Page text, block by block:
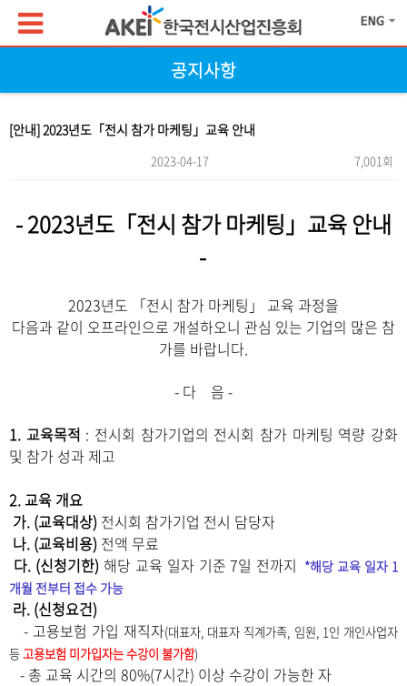
공지사항
[안내] 2023년도「전시 참가 마케팅」교육 안내
2023-04-17 7,001회
- 2023년도「전시 참가 마케팅」교육 안내
-
2023년도 「전시 참가 마케팅」 교육 과정을
다음과 같이 오프라인으로 개설하오니 관심 있는 기업의 많은 참
가를 바랍니다.
- 다 음 -
1. 교육목적 : 전시회 참가기업의 전시회 참가 마케팅 역량 강화
및 참가 성과 제고
2. 교육 개요
가. (교육대상) 전시회 참가기업 전시 담당자
나. (교육비용) 전액 무료
다. (신청기한) ​해당 교육 일자 기준 7일 전까지 *해당 교육 일자 1
개월 전부터 접수 가능
라. (신청요건)
- 고용보험 가입 재직자(대표자, 대표자 직계가족, 임원, 1인 개인사업자
등고용보험 미가입자는 수강이 불가함)
- 총 교육 시간의 80%(7시간) 이상 수강이 가능한 자